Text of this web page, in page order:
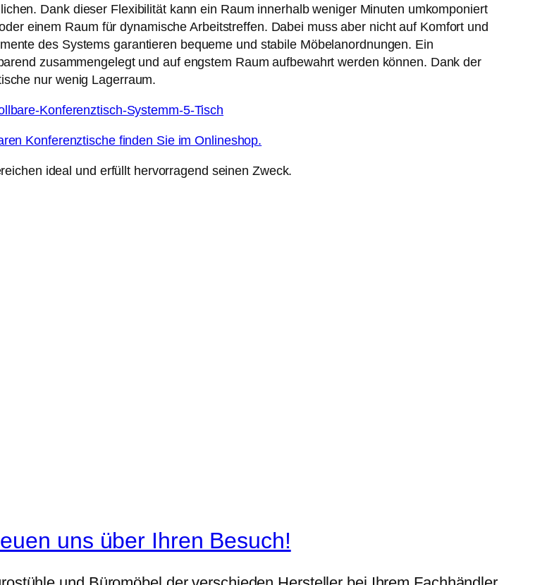
Dank dieser Flexibilität kann ein Raum innerhalb weniger Minuten umkomponiert
einem Raum für dynamische Arbeitstreffen. Dabei muss aber nicht auf Komfort und
des Systems garantieren bequeme und stabile Möbelanordnungen. Ein
zusammengelegt und auf engstem Raum aufbewahrt werden können. Dank der
nur wenig Lagerraum.
Konferenztische finden Sie im Onlineshop.
ideal und erfüllt hervorragend seinen Zweck.
uns über Ihren Besuch!